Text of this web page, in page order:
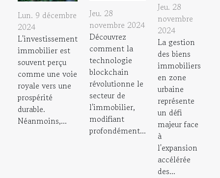
Lun. 9 décembre
2024
L'investissement
immobilier est
souvent perçu
comme une voie
royale vers une
prospérité
durable.
Néanmoins,...
Jeu. 28
novembre 2024
Découvrez
comment la
technologie
blockchain
révolutionne le
secteur de
l'immobilier,
modifiant
profondément...
Jeu. 28
novembre
2024
La gestion
des biens
immobiliers
en zone
urbaine
représente
un défi
majeur face
à
l'expansion
accélérée
des...